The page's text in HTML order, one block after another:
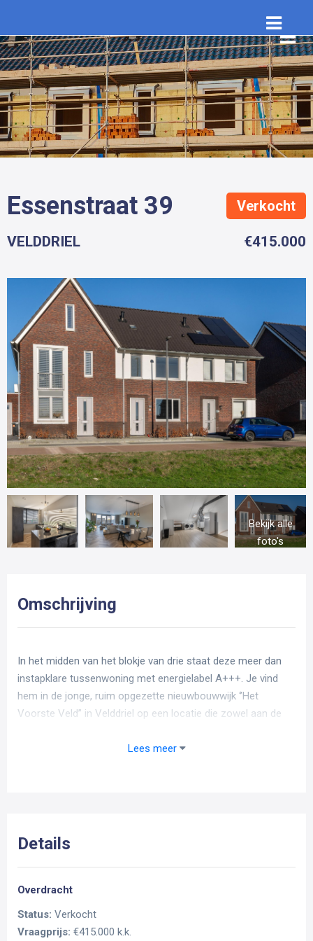
Essenstraat 39 Verkocht
VELDDRIEL €415.000
Bekijk alle
foto's
Omschrijving
In het midden van het blokje van drie staat deze meer dan
instapklare tussenwoning met energielabel A+++. Je vind
hem in de jonge, ruim opgezette nieuwbouwwijk ‘’Het
Voorste Veld” in Velddriel op een locatie die zowel aan de
wonen geeft. Deze woning is pas 2 jaar jong en echt
verdieping. Met een warmtepomp is de woning ook nog eens
duurzaam en geheel voorbereid op de toekomst! Ga jij voor
deze buitenkans?
Lees meer
Details
Overdracht
Status: Verkocht
Vraagprijs: €415.000 k.k.